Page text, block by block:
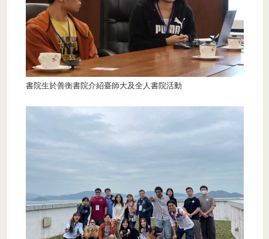
書院生於善衡書院介紹臺師大及全人書院活動